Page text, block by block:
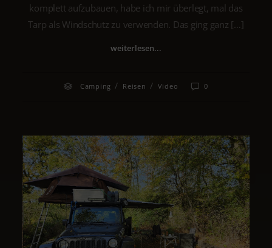
komplett aufzubauen, habe ich mir überlegt, mal das
Tarp als Windschutz zu verwenden. Das ging ganz […]
weiterlesen...
Camping / Reisen / Video 0